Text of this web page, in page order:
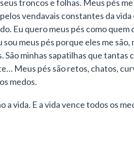
troncos e folhas. Meus pés
vendavais constantes da
Eu quero meus pés como
meus pés porque eles me
São minhas sapatilhas que
Meus pés são retos, chatos,
medos.
vida. E a vida vence todos os